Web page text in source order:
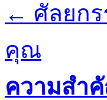
← ศัลยก
คุณ
ความสำ